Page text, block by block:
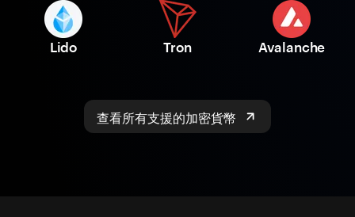
Lido Tron Avalanche
查看所有支援的加密貨幣